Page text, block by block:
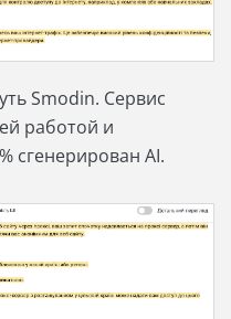
Smodin. Сервис
работой и
сгенерирован AI.